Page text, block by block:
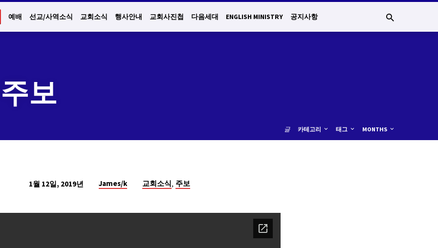
예배 선교/사역소식 교회소식 행사안내 교회사진첩 다음세대 ENGLISH MINISTRY 공지사항
보
글 카테고리 태그 MONTHS
1월 12일, 2019년 James/k 교회소식, 주보